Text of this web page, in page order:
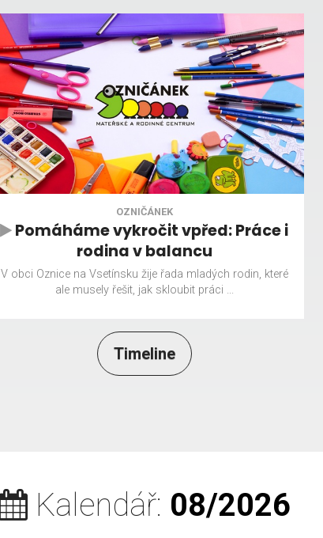
OZNIČÁNEK
Pomáháme vykročit vpřed: Práce i
rodina v balancu
V obci Oznice na Vsetínsku žije řada mladých rodin, které
ale musely řešit, jak skloubit práci ...
Timeline
Kalendář: 08/2026